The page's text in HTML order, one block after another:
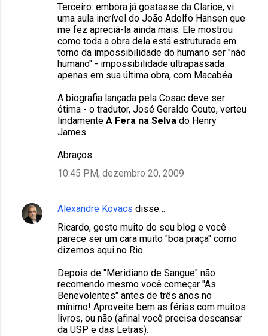
Terceiro: embora já gostasse da Clarice, vi
uma aula incrível do João Adolfo Hansen que
me fez apreciá-la ainda mais. Ele mostrou
como toda a obra dela está estruturada em
torno da impossibilidade do humano ser "não
humano" - impossibilidade ultrapassada
apenas em sua última obra, com Macabéa.
A biografia lançada pela Cosac deve ser
ótima - o tradutor, José Geraldo Couto, verteu
lindamente A Fera na Selva do Henry
James.
Abraços
10:45 PM, dezembro 20, 2009
Alexandre Kovacs disse…
Ricardo, gosto muito do seu blog e você
parece ser um cara muito "boa praça" como
dizemos aqui no Rio.
Depois de "Meridiano de Sangue" não
recomendo mesmo você começar "As
Benevolentes" antes de três anos no
mínimo! Aproveite bem as férias com muitos
livros, ou não (afinal você precisa descansar
da USP e das Letras).